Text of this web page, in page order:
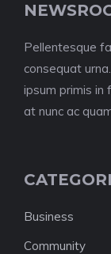
Pellentesque
consequat
ipsum primis in
at nunc ac
Business
Community